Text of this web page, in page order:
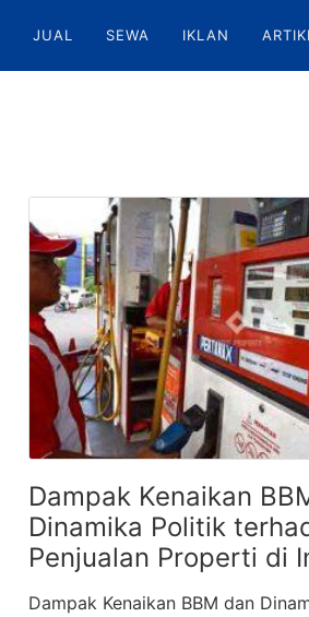
JUAL SEWA IKLAN
Dampak Kenaikan
Dinamika Politik
Penjualan Properti di
Dampak Kenaikan BBM dan